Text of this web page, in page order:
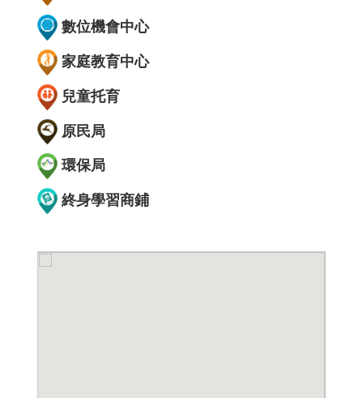
數位機會中心
家庭教育中心
兒童托育
原民局
環保局
終身學習商鋪